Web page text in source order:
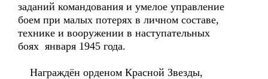
заданий командования и умелое управление
боем при малых потерях в личном составе,
технике и вооружении в наступательных
боях января 1945 года.
Награждён орденом Красной Звезды,